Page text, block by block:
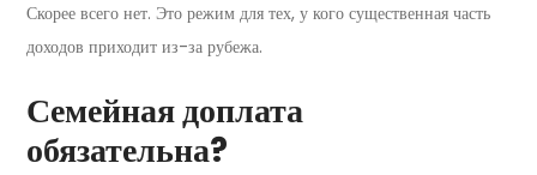
Скорее всего нет. Это режим для тех, у кого существенная часть
доходов приходит из-за рубежа.
Семейная доплата
обязательна?